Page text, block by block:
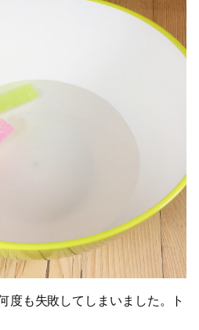
度も失敗してしまいました。ト